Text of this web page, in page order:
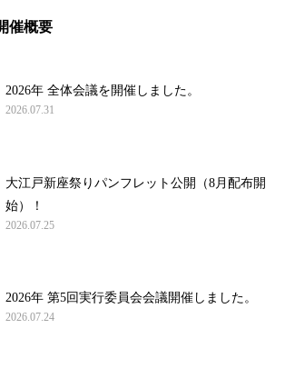
催概要
2026年 全体会議を開催しました。
2026.07.31
大江戸新座祭りパンフレット公開（8月配布開
始）！
2026.07.25
2026年 第5回実行委員会会議開催しました。
2026.07.24